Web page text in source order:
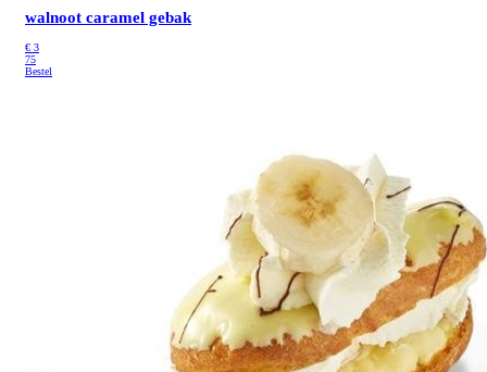
walnoot caramel gebak
€ 3
75
Bestel